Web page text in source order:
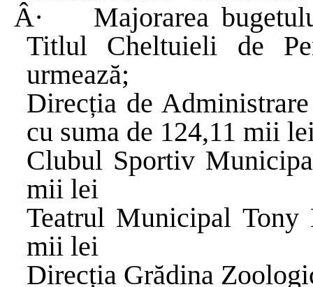
Â·
Majorarea
Titlul
Cheltuieli de
urmează;
Direcția de Administrare
cu suma de 124,11 mii
Clubul Sportiv
mii lei
Teatrul Municipal Tony
mii lei
Direcția Grădina